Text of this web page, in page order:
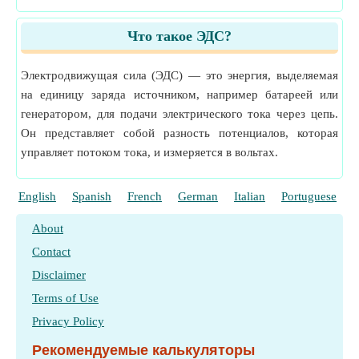
Что такое ЭДС?
Электродвижущая сила (ЭДС) — это энергия, выделяемая
на единицу заряда источником, например батареей или
генератором, для подачи электрического тока через цепь.
Он представляет собой разность потенциалов, которая
управляет потоком тока, и измеряется в вольтах.
English Spanish French German Italian Portuguese
About
Contact
Disclaimer
Terms of Use
Privacy Policy
Рекомендуемые калькуляторы